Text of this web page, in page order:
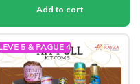
5 & PAGUE 4